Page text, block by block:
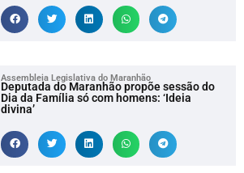
Assembleia Legislativa do Maranhão
Deputada do Maranhão propõe sessão do
Dia da Família só com homens: ‘Ideia
divina’